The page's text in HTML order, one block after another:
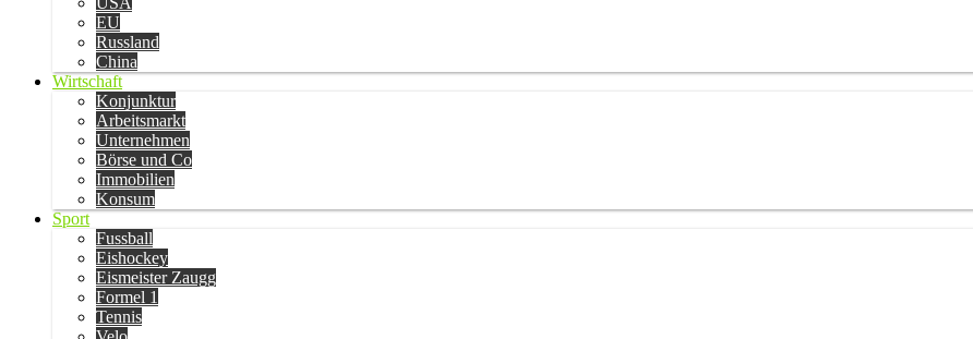
EU
Russland
China
Wirtschaft
Konjunktur
Arbeitsmarkt
Unternehmen
Börse und Co
Immobilien
Konsum
Sport
Fussball
Eishockey
Eismeister Zaugg
Formel 1
Tennis